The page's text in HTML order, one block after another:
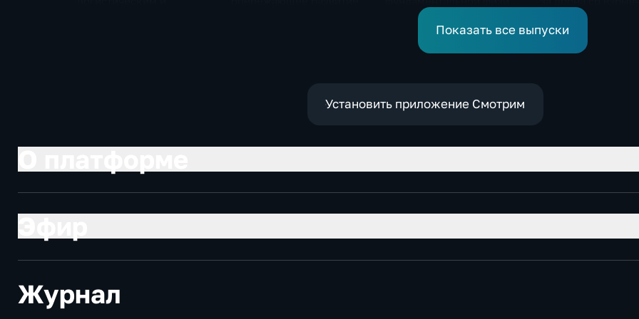
и авиастроению на фоне
перехода к новой модели
образования
рядом с
грузовым
Показать все выпуски
Установить приложение Смотрим
Журнал